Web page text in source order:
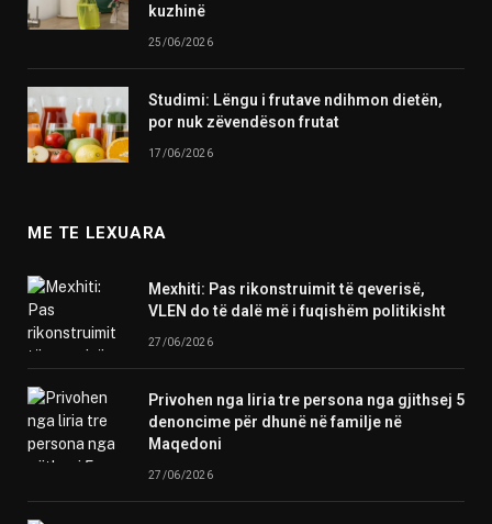
kuzhinë
25/06/2026
Studimi: Lëngu i frutave ndihmon dietën,
por nuk zëvendëson frutat
17/06/2026
ME TE LEXUARA
Mexhiti: Pas rikonstruimit të qeverisë,
VLEN do të dalë më i fuqishëm politikisht
27/06/2026
Privohen nga liria tre persona nga gjithsej 5
denoncime për dhunë në familje në
Maqedoni
27/06/2026